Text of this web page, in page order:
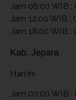
Jam 06:00 WIB :
Jam 12:00 WIB :
Jam 18:00 WIB :
Kab. Jepara
Hari ini
Jam 00:00 WIB